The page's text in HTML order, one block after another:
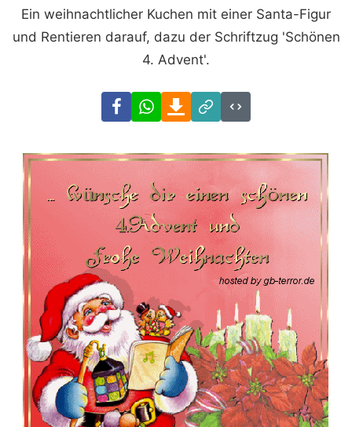
Ein weihnachtlicher Kuchen mit einer Santa-Figur
und Rentieren darauf, dazu der Schriftzug 'Schönen
4. Advent'.
FacebookWhatsAppDownload
Link
Code